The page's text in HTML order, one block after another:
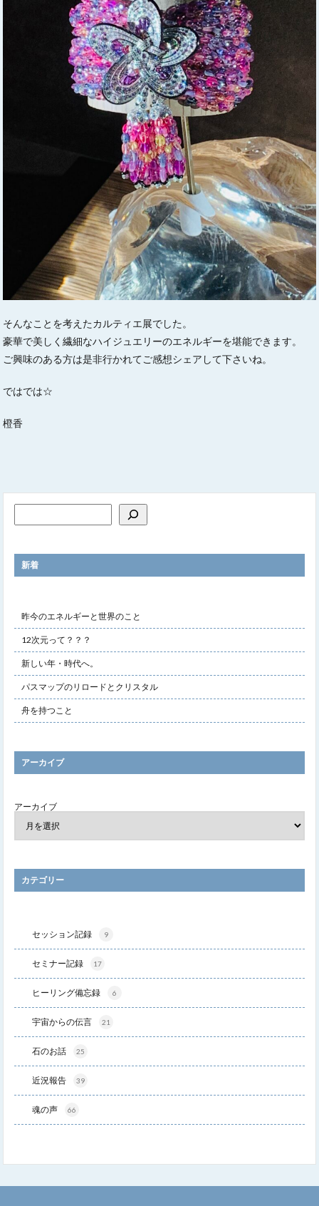
そんなことを考えたカルティエ展でした。
豪華で美しく繊細なハイジュエリーのエネルギーを堪能できます。
ご興味のある方は是非行かれてご感想シェアして下さいね。
ではでは☆
橙香
新着
昨今のエネルギーと世界のこと
12次元って？？？
新しい年・時代へ。
パスマップのリロードとクリスタル
舟を持つこと
アーカイブ
アーカイブ
カテゴリー
セッション記録 9
セミナー記録 17
ヒーリング備忘録 6
宇宙からの伝言 21
石のお話 25
近況報告 39
魂の声 66